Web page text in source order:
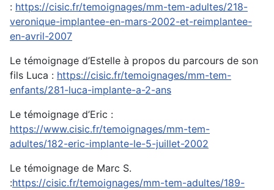
: https://cisic.fr/temoignages/mm-tem-adultes/218-
veronique-implantee-en-mars-2002-et-reimplantee-
en-avril-2007
Le témoignage d’Estelle à propos du parcours de son
fils Luca : https://cisic.fr/temoignages/mm-tem-
enfants/281-luca-implante-a-2-ans
Le témoignage d’Eric :
https://www.cisic.fr/temoignages/mm-tem-
adultes/182-eric-implante-le-5-juillet-2002
Le témoignage de Marc S.
:https://cisic.fr/temoignages/mm-tem-adultes/189-